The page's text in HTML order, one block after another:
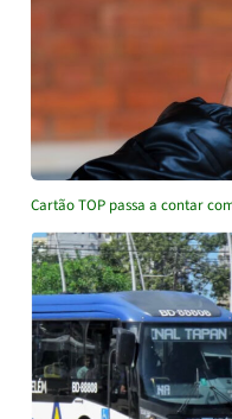
Cartão TOP passa a contar